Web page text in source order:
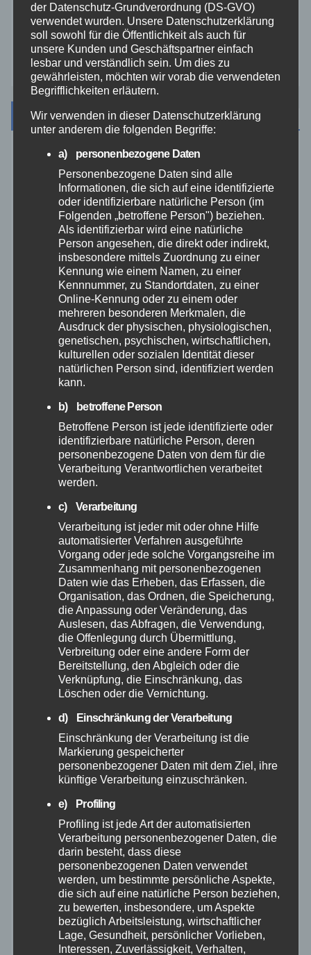
Westerwald
Zoll
Archiv
August 2026
Juli 2026
Juni 2026
Mai 2026
April 2026
März 2026
Februar 2026
Januar 2026
Dezember 2025
November 2025
Oktober 2025
September 2025
August 2025
Juli 2025
Juni 2025
Mai 2025
April 2025
März 2025
Februar 2025
Januar 2025
Dezember 2024
November 2024
der Datenschutz-Grundverordnung (DS-GVO)
verwendet wurden. Unsere Datenschutzerklärung
soll sowohl für die Öffentlichkeit als auch für
unsere Kunden und Geschäftspartner einfach
lesbar und verständlich sein. Um dies zu
gewährleisten, möchten wir vorab die verwendeten
Begrifflichkeiten erläutern.
Wir verwenden in dieser Datenschutzerklärung
unter anderem die folgenden Begriffe:
a) personenbezogene Daten
Personenbezogene Daten sind alle
Informationen, die sich auf eine identifizierte
oder identifizierbare natürliche Person (im
Folgenden „betroffene Person") beziehen.
Als identifizierbar wird eine natürliche
Person angesehen, die direkt oder indirekt,
insbesondere mittels Zuordnung zu einer
Kennung wie einem Namen, zu einer
Kennnummer, zu Standortdaten, zu einer
Online-Kennung oder zu einem oder
mehreren besonderen Merkmalen, die
Ausdruck der physischen, physiologischen,
genetischen, psychischen, wirtschaftlichen,
kulturellen oder sozialen Identität dieser
natürlichen Person sind, identifiziert werden
kann.
b) betroffene Person
Betroffene Person ist jede identifizierte oder
identifizierbare natürliche Person, deren
personenbezogene Daten von dem für die
Verarbeitung Verantwortlichen verarbeitet
werden.
c) Verarbeitung
Verarbeitung ist jeder mit oder ohne Hilfe
automatisierter Verfahren ausgeführte
Vorgang oder jede solche Vorgangsreihe im
Zusammenhang mit personenbezogenen
Daten wie das Erheben, das Erfassen, die
Organisation, das Ordnen, die Speicherung,
die Anpassung oder Veränderung, das
Auslesen, das Abfragen, die Verwendung,
die Offenlegung durch Übermittlung,
Verbreitung oder eine andere Form der
Bereitstellung, den Abgleich oder die
Verknüpfung, die Einschränkung, das
Löschen oder die Vernichtung.
d) Einschränkung der Verarbeitung
Einschränkung der Verarbeitung ist die
Markierung gespeicherter
personenbezogener Daten mit dem Ziel, ihre
künftige Verarbeitung einzuschränken.
e) Profiling
Profiling ist jede Art der automatisierten
Verarbeitung personenbezogener Daten, die
darin besteht, dass diese
personenbezogenen Daten verwendet
werden, um bestimmte persönliche Aspekte,
die sich auf eine natürliche Person beziehen,
zu bewerten, insbesondere, um Aspekte
bezüglich Arbeitsleistung, wirtschaftlicher
Lage, Gesundheit, persönlicher Vorlieben,
Interessen, Zuverlässigkeit, Verhalten,